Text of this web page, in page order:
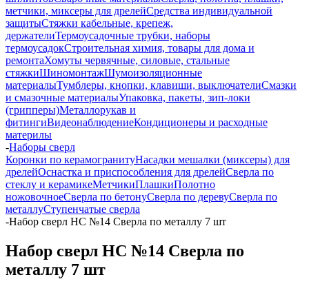
метчики, миксеры для дрелейСредства индивидуальной
защитыСтяжки кабельные, крепеж,
держателиТермоусадочные трубки, наборы
термоусадокСтроительная химия, товары для дома и
ремонтаХомуты червячные, силовые, стальные
стяжкиШиномонтажШумоизоляционные
материалыТумблеры, кнопки, клавиши, выключателиСмазки
и смазочные материалыУпаковка, пакеты, зип-локи
(грипперы)Металлорукав и
фитингиВидеонаблюдениеКондиционеры и расходные
материлы
-Наборы сверл
Коронки по керамогранитуНасадки мешалки (миксеры) для
дрелейОснастка и приспособления для дрелейСверла по
стеклу и керамикеМетчикиПлашкиПолотно
ножовочноеСверла по бетонуСверла по деревуСверла по
металлуСтупенчатые сверла
-Набор сверл НС №14 Сверла по металлу 7 шт
Набор сверл НС №14 Сверла по
металлу 7 шт